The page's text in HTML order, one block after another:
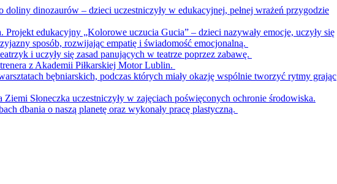
doliny dinozaurów – dzieci uczestniczyły w edukacyjnej, pełnej wrażeń przygodzie
Projekt edukacyjny „Kolorowe uczucia Gucia” – dzieci nazywały emocje, uczyły się
sposób, rozwijając empatię i świadomość emocjonalną.
i uczyły się zasad panujących w teatrze poprzez zabawę.
z Akademii Piłkarskiej Motor Lublin.
bębniarskich, podczas których miały okazję wspólnie tworzyć rytmy grając
Słoneczka uczestniczyły w zajęciach poświęconych ochronie środowiska.
dbania o naszą planetę oraz wykonały pracę plastyczną.